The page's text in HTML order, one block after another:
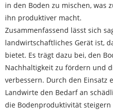
in den Boden zu mischen, was
ihn produktiver macht.
Zusammenfassend lässt sich
landwirtschaftliches Gerät ist,
bietet. Es trägt dazu bei, den
Nachhaltigkeit zu fördern und
verbessern. Durch den Einsatz
Landwirte den Bedarf an
die Bodenproduktivität